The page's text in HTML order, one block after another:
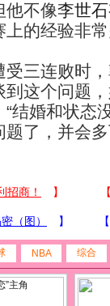
他不像李世石
上的经验非
三连败时，
这个问题
结婚和状态
了，并会
NBA 综合